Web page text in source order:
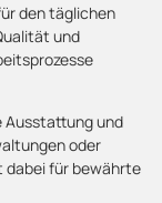
den täglichen
und
Ausstattung und
oder
dabei für bewährte